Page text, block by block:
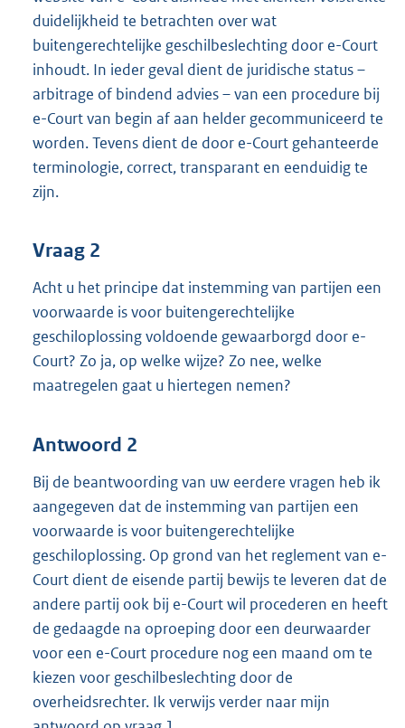
duidelijkheid te betrachten over wat
buitengerechtelijke geschilbeslechting door e-Court
inhoudt. In ieder geval dient de juridische status –
arbitrage of bindend advies – van een procedure bij
e-Court van begin af aan helder gecommuniceerd te
worden. Tevens dient de door e-Court gehanteerde
terminologie, correct, transparant en eenduidig te
zijn.
Vraag 2
Acht u het principe dat instemming van partijen een
voorwaarde is voor buitengerechtelijke
geschiloplossing voldoende gewaarborgd door e-
Court? Zo ja, op welke wijze? Zo nee, welke
maatregelen gaat u hiertegen nemen?
Antwoord 2
Bij de beantwoording van uw eerdere vragen heb ik
aangegeven dat de instemming van partijen een
voorwaarde is voor buitengerechtelijke
geschiloplossing. Op grond van het reglement van e-
Court dient de eisende partij bewijs te leveren dat de
andere partij ook bij e-Court wil procederen en heeft
de gedaagde na oproeping door een deurwaarder
voor een e-Court procedure nog een maand om te
kiezen voor geschilbeslechting door de
overheidsrechter. Ik verwijs verder naar mijn